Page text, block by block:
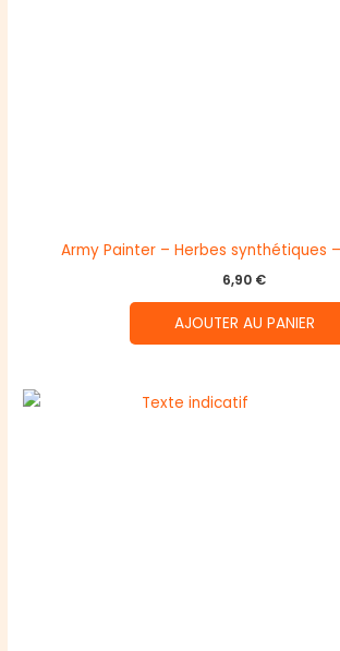
Army Painter – Herbes synthétiques
6,90 €
AJOUTER AU PANIER